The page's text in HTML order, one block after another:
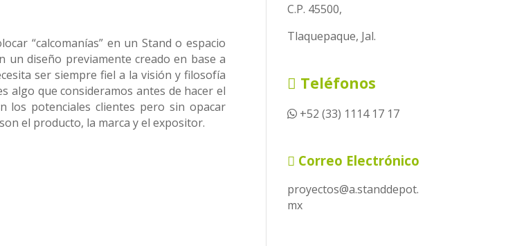
“calcomanías” en un Stand o espacio
un diseño previamente creado en base a
ser siempre fiel a la visión y filosofía
algo que consideramos antes de hacer el
los potenciales clientes pero sin opacar
el producto, la marca y el expositor.
C.P. 45500,
Tlaquepaque, Jal.
Teléfonos
+52 (33) 1114 17 17
Correo Electrónico
proyectos@a.standdepot.
mx